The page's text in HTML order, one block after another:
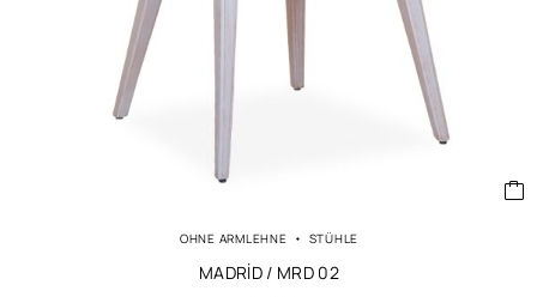
OHNE ARMLEHNE STÜHLE
MADRİD / MRD 02